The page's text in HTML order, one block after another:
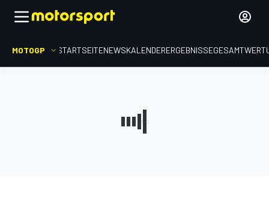
MOTOGP STARTSEITENEWSKALENDERERGEBNISSE